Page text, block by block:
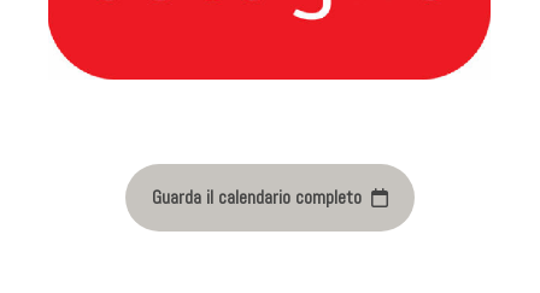
Guarda il calendario completo